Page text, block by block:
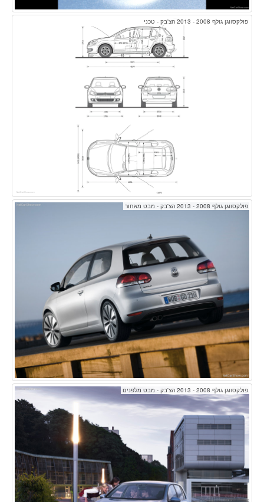
פולקסווגן גולף 2008 - 2013 הצ'בק - טכני
פולקסווגן גולף 2008 - 2013 הצ'בק - מבט מאחור
פולקסווגן גולף 2008 - 2013 הצ'בק - מבט מלפנים